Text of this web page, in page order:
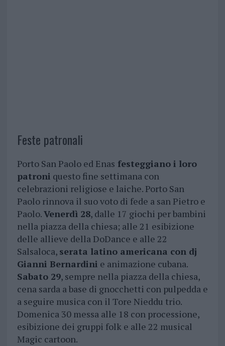
Feste patronali
Porto San Paolo ed Enas festeggiano i loro
patroni questo fine settimana con
celebrazioni religiose e laiche. Porto San
Paolo rinnova il suo voto di fede a san Pietro e
Paolo.Venerdì 28, dalle 17 giochi per bambini
nella piazza della chiesa; alle 21 esibizione
delle allieve della DoDance e alle 22
Salsaloca, serata latino americana con dj
Gianni Bernardini e animazione cubana.
Sabato 29, sempre nella piazza della chiesa,
cena sarda a base di gnocchetti con pulpedda e
a seguire musica con il Tore Nieddu trio.
Domenica 30 messa alle 18 con processione,
esibizione dei gruppi folk e alle 22 musical
Magic cartoon.